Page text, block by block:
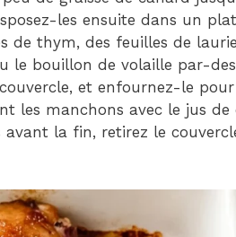
les ensuite dans un
de thym, des feuilles de
le bouillon de volaille par-
et enfournez-le
les manchons avec le jus de
la fin, retirez le